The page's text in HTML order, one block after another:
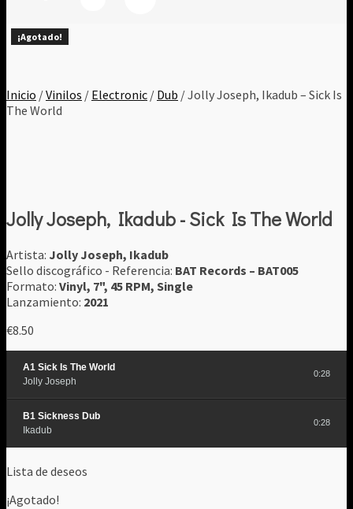
Inicio /Vinilos / Electronic / Dub / Jolly Joseph, Ikadub – Sick Is
The World
¡Agotado!
Jolly Joseph, Ikadub - Sick Is The World
Artista: Jolly Joseph, Ikadub
Sello discográfico - Referencia: BAT Records ‎– BAT005
Formato: Vinyl, 7", 45 RPM, Single
Lanzamiento: 2021
€8.50
A1 Sick Is The World
Jolly Joseph
0:28
B1 Sickness Dub
Ikadub
0:28
Lista de deseos
¡Agotado!
¡Agotado!
¡Agotado!
¡Agotado!
¡Agotado!
¡Agotado!
¡Agotado!
¡Agotado!
¡Agotado!